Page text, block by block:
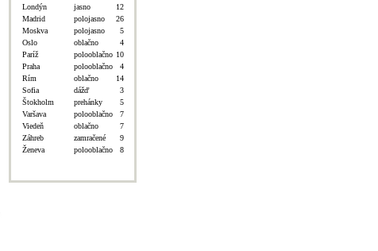
Londýn
jasno
12
Madrid
polojasno
26
Moskva
polojasno
5
Oslo
oblačno
4
Paríž
polooblačno 10
Praha
polooblačno
4
Rím
oblačno
14
Sofia
dážď
3
Štokholm
prehánky
5
Varšava
polooblačno
7
Viedeň
oblačno
7
Záhreb
zamračené
9
Ženeva
polooblačno 8